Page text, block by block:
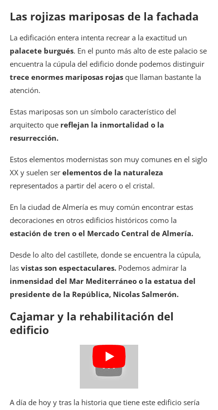
Las rojizas mariposas de la fachada
La edificación entera intenta recrear a la exactitud un
palacete burgués. En el punto más alto de este palacio se
encuentra la cúpula del edificio donde podemos distinguir
trece enormes mariposas rojas que llaman bastante la
atención.
Estas mariposas son un símbolo característico del
arquitecto que reflejan la inmortalidad o la
resurrección.
Estos elementos modernistas son muy comunes en el siglo
XX y suelen ser elementos de la naturaleza
representados a partir del acero o el cristal.
En la ciudad de Almería es muy común encontrar estas
decoraciones en otros edificios históricos como la
estación de tren o el Mercado Central de Almería.
Desde lo alto del castillete, donde se encuentra la cúpula,
las vistas son espectaculares. Podemos admirar la
inmensidad del Mar Mediterráneo o la estatua del
presidente de la República, Nicolas Salmerón.
Cajamar y la rehabilitación del
edificio
A día de hoy y tras la historia que tiene este edificio sería